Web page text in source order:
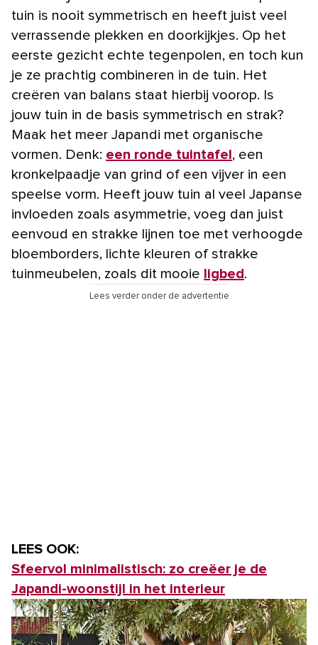
tuin is nooit symmetrisch en heeft juist veel
verrassende plekken en doorkijkjes. Op het
eerste gezicht echte tegenpolen, en toch kun
je ze prachtig combineren in de tuin. Het
creëren van balans staat hierbij voorop. Is
jouw tuin in de basis symmetrisch en strak?
Maak het meer Japandi met organische
vormen. Denk: een ronde tuintafel, een
kronkelpaadje van grind of een vijver in een
speelse vorm. Heeft jouw tuin al veel Japanse
invloeden zoals asymmetrie, voeg dan juist
eenvoud en strakke lijnen toe met verhoogde
bloemborders, lichte kleuren of strakke
tuinmeubelen, zoals dit mooie ligbed.
Lees verder onder de advertentie
LEES OOK:
Sfeervol minimalistisch: zo creëer je de
Japandi-woonstijl in het interieur